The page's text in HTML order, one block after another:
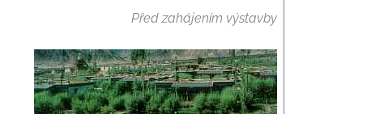
Před zahájením výstavby